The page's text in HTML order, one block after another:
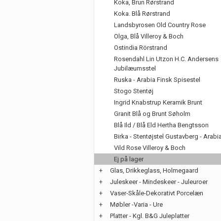
Koka, Brun Rørstrand
Koka. Blå Rørstrand
Landsbyrosen Old Country Rose
Olga, Blå Villeroy & Boch
Ostindia Rörstrand
Rosendahl Lin Utzon H.C. Andersens
Jubilæumsstel
Ruska - Arabia Finsk Spisestel
Stogo Stentøj
Ingrid Knabstrup Keramik Brunt
Granit Blå og Brunt Søholm
Blå Ild / Blå Eld Hertha Bengtsson
Birka - Stentøjstel Gustavberg -
Vild Rose Villeroy & Boch
Ej på lager
+
Glas, Drikkeglass, Holmegaard
+
Juleskeer - Mindeskeer - Juleuroer
+
Vaser-Skåle-Dekorativt Porcelæn
+
Møbler -Varia - Ure
+
Platter - Kgl. B&G Juleplatter